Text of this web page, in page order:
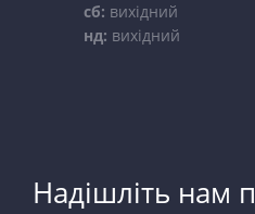
сб: вихідний
нд: вихідний
Надішліть нам